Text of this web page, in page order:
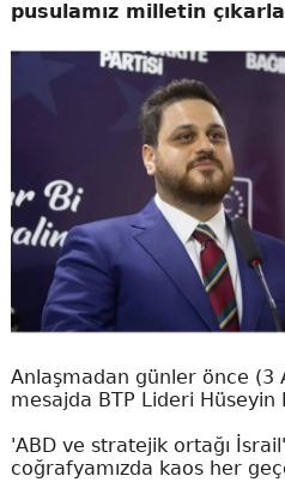
pusulamız milletin
Anlaşmadan günler önce (3
mesajda BTP Lideri Hüseyin
'ABD ve stratejik ortağı
coğrafyamızda kaos her